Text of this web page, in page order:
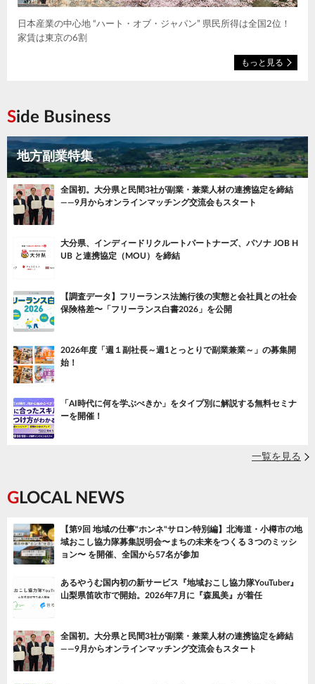
日本産業の中心地 “ハート・オブ・ジャパン” 県民所得は全国2位！
家賃は東京の6割
もっと見る
Side Business
地方副業特集
全国初。大分県と民間3社が副業・兼業人材の連携協定を締結
——9月からオンラインマッチング交流会もスタート
大分県、インディードリクルートパートナーズ、パソナ JOB H
UB と連携協定（MOU）を締結
【調査データ】フリーランス法施行後の実態と会社員との社会
保険格差〜「フリーランス白書2026」を公開
2026年度「週１副社長～週1とっとりで副業兼業～」の募集開
始！
「AI時代に何を学ぶべきか」をタイプ別に解説する無料セミナ
ーを開催！
一覧を見る
GLOCAL NEWS
【第9回 地域の仕事"ホンネ"サロン特別編】北海道・小樽市の地
域おこし協力隊募集説明会〜まちの未来をつくる３つのミッシ
ョン〜 を開催、全国から57名が参加
あるやうむ国内初の新サービス『地域おこし協力隊YouTuber』
山梨県笛吹市で開始。2026年7月に『森風美』が着任
全国初。大分県と民間3社が副業・兼業人材の連携協定を締結
——9月からオンラインマッチング交流会もスタート